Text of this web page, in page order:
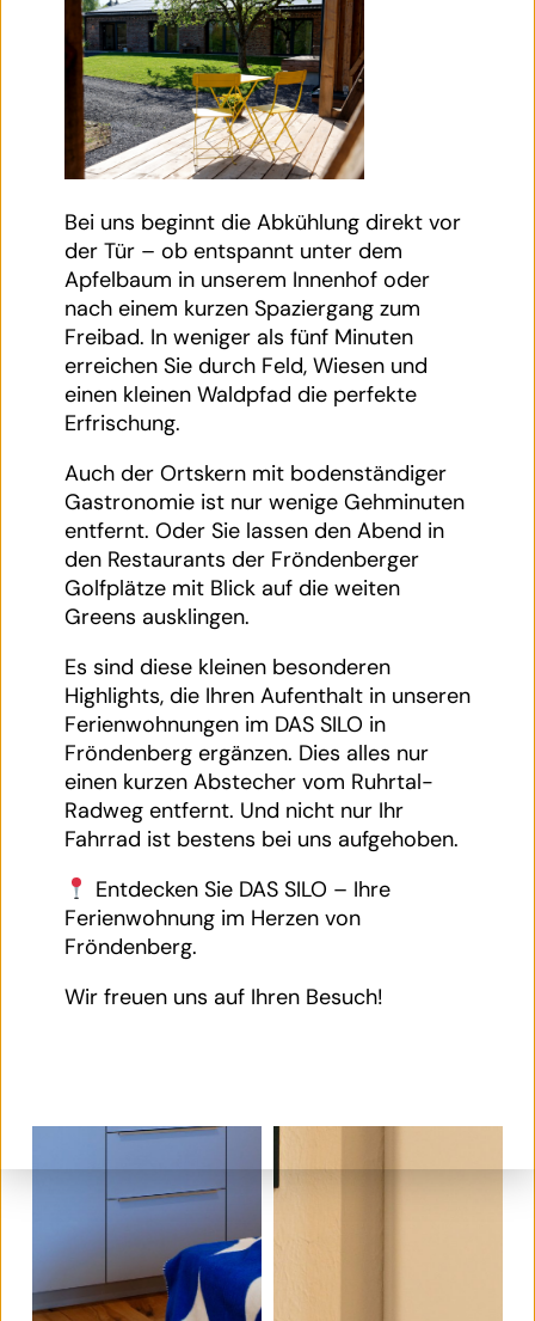
Bei uns beginnt die Abkühlung direkt vor
der Tür – ob entspannt unter dem
Apfelbaum in unserem Innenhof oder
nach einem kurzen Spaziergang zum
Freibad. In weniger als fünf Minuten
erreichen Sie durch Feld, Wiesen und
einen kleinen Waldpfad die perfekte
Erfrischung.
Auch der Ortskern mit bodenständiger
Gastronomie ist nur wenige Gehminuten
entfernt. Oder Sie lassen den Abend in
den Restaurants der Fröndenberger
Golfplätze mit Blick auf die weiten
Greens ausklingen.
Es sind diese kleinen besonderen
Highlights, die Ihren Aufenthalt in unseren
Ferienwohnungen im DAS SILO in
Fröndenberg ergänzen. Dies alles nur
einen kurzen Abstecher vom Ruhrtal-
Radweg entfernt. Und nicht nur Ihr
Fahrrad ist bestens bei uns aufgehoben.
Entdecken Sie DAS SILO – Ihre
Ferienwohnung im Herzen von
Fröndenberg.
Wir freuen uns auf Ihren Besuch!